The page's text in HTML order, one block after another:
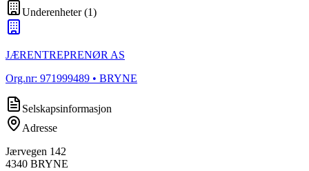
Underenheter(1)
JÆRENTREPRENØR AS
Org.nr: 971999489 • BRYNE
Selskapsinformasjon
Adresse
Jærvegen 142
4340 BRYNE